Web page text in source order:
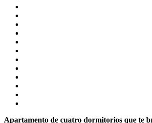
Apartamento de cuatro dormitorios que te